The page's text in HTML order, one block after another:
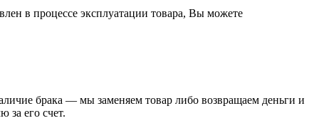
в процессе эксплуатации товара, Вы можете
брака — мы заменяем товар либо возвращаем деньги и
за его счет.